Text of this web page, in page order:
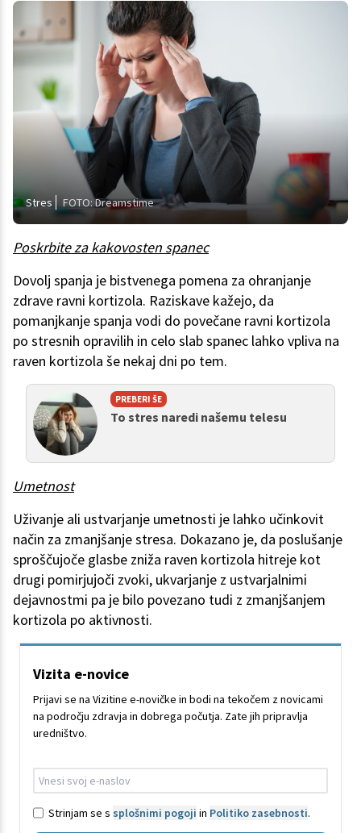
Stres FOTO: Dreamstime
Poskrbite za kakovosten spanec
Dovolj spanja je bistvenega pomena za ohranjanje
zdrave ravni kortizola. Raziskave kažejo, da
pomanjkanje spanja vodi do povečane ravni kortizola
po stresnih opravilih in celo slab spanec lahko vpliva na
raven kortizola še nekaj dni po tem.
PREBERI ŠE
To stres naredi našemu telesu
Umetnost
Uživanje ali ustvarjanje umetnosti je lahko učinkovit
način za zmanjšanje stresa. Dokazano je, da poslušanje
sproščujoče glasbe zniža raven kortizola hitreje kot
drugi pomirjujoči zvoki, ukvarjanje z ustvarjalnimi
dejavnostmi pa je bilo povezano tudi z zmanjšanjem
kortizola po aktivnosti.
Vizita e-novice
Prijavi se na Vizitine e-novičke in bodi na tekočem z novicami
na področju zdravja in dobrega počutja. Zate jih pripravlja
uredništvo.
Strinjam se s splošnimi pogoji in Politiko zasebnosti.